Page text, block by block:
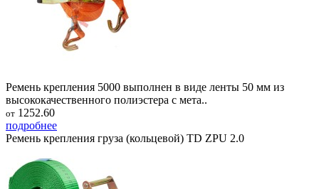
Ремень крепления 5000 выполнен в виде ленты 50 мм из
высококачественного полиэстера с мета..
от 1252.60
подробнее
Ремень крепления груза (кольцевой) TD ZPU 2.0